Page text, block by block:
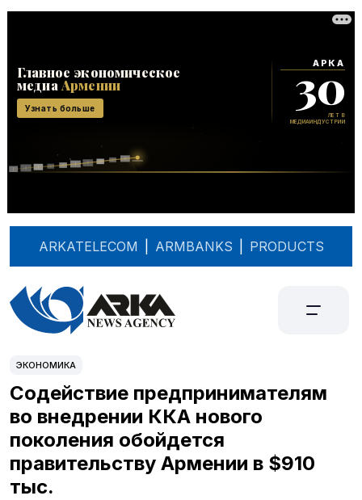
ARKATELECOM ARMBANKS PRODUCTS
ЭКОНОМИКА
Содействие предпринимателям
во внедрении ККА нового
поколения обойдется
правительству Армении в $910
тыс.